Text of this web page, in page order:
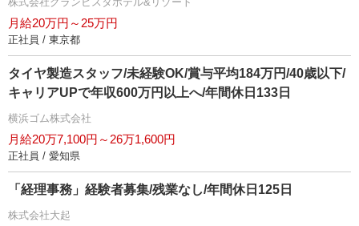
月給20万円～25万円
正社員 / 東京都
タイヤ製造スタッフ/未経験OK/賞与平均184万円/40歳以下/
キャリアUPで年収600万円以上へ/年間休日133日
横浜ゴム株式会社
月給20万7,100円～26万1,600円
正社員 / 愛知県
「経理事務」経験者募集/残業なし/年間休日125日
株式会社大起